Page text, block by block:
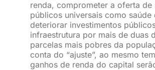
renda, comprometer a oferta de
públicos universais como saúde
deteriorar investimentos
infraestrutura por mais de duas
parcelas mais pobres da
conta do “ajuste”, ao mesmo
ganhos de renda do capital